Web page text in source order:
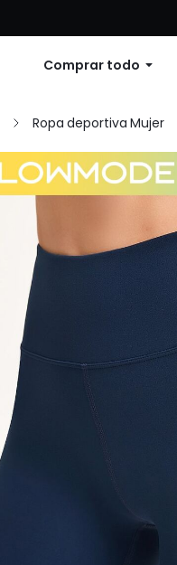
Comprar todo
Ropa deportiva Mujer